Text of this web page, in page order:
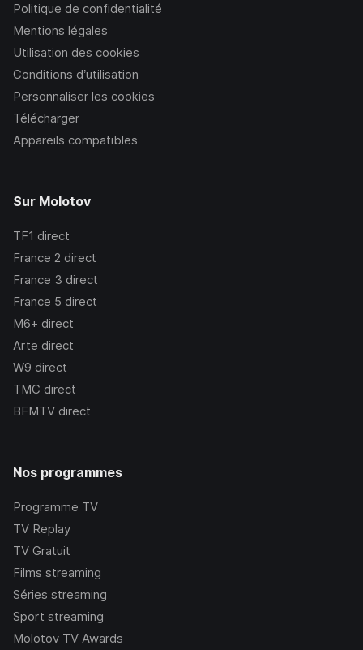
Politique de confidentialité
Mentions légales
Utilisation des cookies
Conditions d’utilisation
Personnaliser les cookies
Télécharger
Appareils compatibles
Sur Molotov
TF1 direct
France 2 direct
France 3 direct
France 5 direct
M6+ direct
Arte direct
W9 direct
TMC direct
BFMTV direct
Nos programmes
Programme TV
TV Replay
TV Gratuit
Films streaming
Séries streaming
Sport streaming
Molotov TV Awards